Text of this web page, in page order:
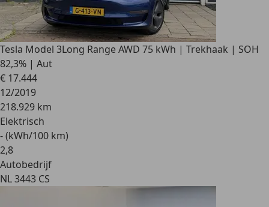
Tesla Model 3Long Range AWD 75 kWh | Trekhaak | SOH
82,3% | Aut
€ 17.444
12/2019
218.929 km
Elektrisch
- (kWh/100 km)
2,8
Autobedrijf
NL 3443 CS